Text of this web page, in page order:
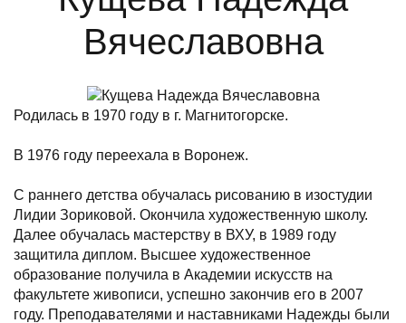
Вячеславовна
Родилась в 1970 году в г. Магнитогорске.
В 1976 году переехала в Воронеж.
С раннего детства обучалась рисованию в изостудии
Лидии Зориковой. Окончила художественную школу.
Далее обучалась мастерству в ВХУ, в 1989 году
защитила диплом. Высшее художественное
образование получила в Академии искусств на
факультете живописи, успешно закончив его в 2007
году. Преподавателями и наставниками Надежды были